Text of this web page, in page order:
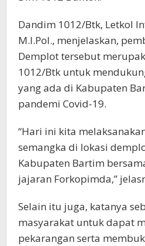
Dandim 1012/Btk, Letkol
M.I.Pol., menjelaskan,
Demplot tersebut
1012/Btk untuk
yang ada di Kabupaten
pandemi Covid-19.
“Hari ini kita
semangka di lokasi
Kabupaten Bartim
jajaran Forkopimda,”
Selain itu juga, katanya
masyarakat untuk dapat
pekarangan serta